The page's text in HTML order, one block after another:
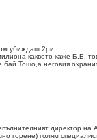
убиждаш 2ри
каквото каже Б.Б.
бай Тошо,а неговия
директор
горене) голям